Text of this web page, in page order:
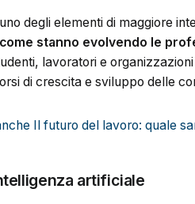
degli elementi di maggiore
come stanno evolvendo le
lavoratori e
di crescita e sviluppo delle
Il futuro del lavoro: quale
artificiale